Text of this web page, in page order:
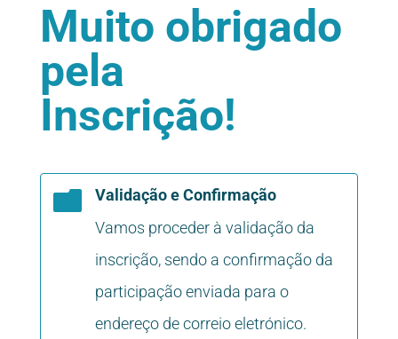
Muito obrigado
pela
Inscrição!

Validação e Confirmação
Vamos proceder à validação da
inscrição, sendo a confirmação da
participação enviada para o
endereço de correio eletrónico.